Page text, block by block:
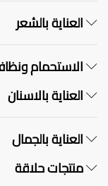
العناية بالشعر
الاستحمام
العناية بالاسنان
العناية بالجمال
منتجات حلاقة